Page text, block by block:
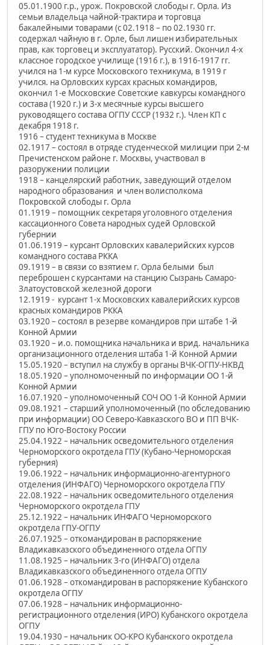
05.01.1900 г.р., урож. Покровской слободы г. Орла. Из
семьи владельца чайной-трактира и торговца
бакалейными товарами (с 02.1918 – по 02.1930 гг.
содержал чайную в г. Орле, был лишен избирательных
прав, как торговец и эксплуататор). Русский. Окончил 4-х
классное городское училище (1916 г.), в 1916-1917 гг.
учился на 1-м курсе Московского техникума, в 1919 г
учился. на Орловских курсах красных командиров,
окончил 1-е Московские Советские кавкурсы командного
состава (1920 г.) и 3-х месячные курсы высшего
руководящего состава ОГПУ СССР (1932 г.). Член КП с
декабря 1918 г.
1916 – студент техникума в Москве
02.1917 – состоял в отряде студенческой милиции при 2-м
Пречистенском районе г. Москвы, участвовал в
разоружении полиции
1918 – канцелярский работник, заведующий отделом
народного образования и член волисполкома
Покровской слободы г. Орла
01.1919 – помощник секретаря уголовного отделения
кассационного Совета народных судей Орловской
губернии
01.06.1919 – курсант Орловских кавалерийских курсов
командного состава РККА
09.1919 – в связи со взятием г. Орла белыми был
переброшен с курсантами на станцию Сызрань Самаро-
Златоустовской железной дороги
12.1919 - курсант 1-х Московских кавалерийских курсов
красных командиров РККА
03.1920 – состоял в резерве командиров при штабе 1-й
Конной Армии
03.1920 – и.о. помощника начальника и врид. начальника
организационного отделения штаба 1-й Конной Армии
15.05.1920 – вступил на службу в органы ВЧК-ОГПУ-НКВД
18.05.1920 – уполномоченный по информации ОО 1-й
Конной Армии
16.07.1920 – уполномоченный СОЧ ОО 1-й Конной Армии
09.08.1921 – старший уполномоченный (по обследованию
при информации) ОО Северо-Кавказского ВО и ПП ВЧК-
ГПУ по Юго-Востоку России
25.04.1922 – начальник осведомительного отделения
Черноморского окротдела ГПУ (Кубано-Черноморская
губерния)
19.06.1922 – начальник информационно-агентурного
отделения (ИНФАГО) Черноморского окротдела ГПУ
22.08.1922 – начальник осведомительного отделения
Черноморского окротдела ГПУ
25.12.1922 – начальник ИНФАГО Черноморского
окротдела ГПУ-ОГПУ
26.07.1925 – откомандирован в распоряжение
Владикавказского объединенного отдела ОГПУ
11.08.1925 – начальник 3-го (ИНФАГО) отдела
Владикавказского объединенного отдела ОГПУ
01.06.1928 – откомандирован в распоряжение Кубанского
окротдела ОГПУ
07.06.1928 – начальник информационно-
регистрационного отделения (ИРО) Кубанского окротдела
ОГПУ
19.04.1930 – начальник ОО-КРО Кубанского окротдела